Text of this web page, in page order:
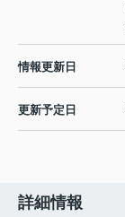
情報更新日
更新予定日
詳細情報